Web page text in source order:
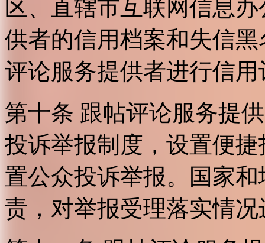
区、直辖市互联网信息
供者的信用档案和失信
评论服务提供者进行信用
第十条 跟帖评论服务提
投诉举报制度，设置便
置公众投诉举报。国家
责，对举报受理落实情